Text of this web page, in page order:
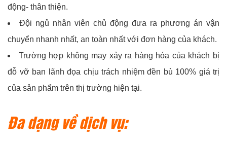
động- thân thiện.
Đội ngủ nhân viên chủ động đưa ra phương án vận
chuyển nhanh nhất, an toàn nhất với đơn hàng của khách.
Trường hợp không may xảy ra hàng hóa của khách bị
đỗ vỡ ban lãnh đọa chịu trách nhiệm đền bù 100% giá trị
của sản phẩm trên thị trường hiện tại.
Đa dạng về dịch vụ: